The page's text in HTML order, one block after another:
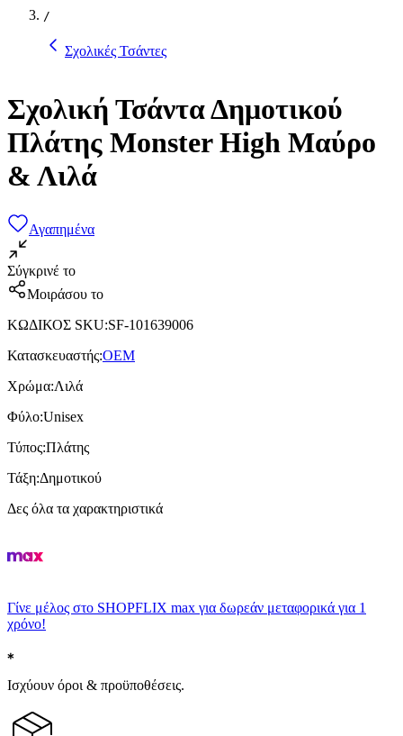
/
Σχολικές Τσάντες
Σχολική Τσάντα Δημοτικού
Πλάτης Monster High Μαύρο
& Λιλά
Αγαπημένα
Σύγκρινέ το
Μοιράσου το
ΚΩΔΙΚΟΣ SKU:SF-101639006
Κατασκευαστής:OEM
Χρώμα:Λιλά
Φύλο:Unisex
Τύπος:Πλάτης
Τάξη:Δημοτικού
Δες όλα τα χαρακτηριστικά
Γίνε μέλος στο SHOPFLIX max για δωρεάν μεταφορικά για 1
χρόνο!
Ισχύουν όροι & προϋποθέσεις.